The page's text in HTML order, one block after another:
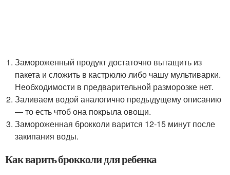
Замороженный продукт достаточно вытащить из
пакета и сложить в кастрюлю либо чашу мультиварки.
Необходимости в предварительной разморозке нет.
Заливаем водой аналогично предыдущему описанию
— то есть чтоб она покрыла овощи.
Замороженная брокколи варится 12-15 минут после
закипания воды.
Как варить брокколи для ребенка